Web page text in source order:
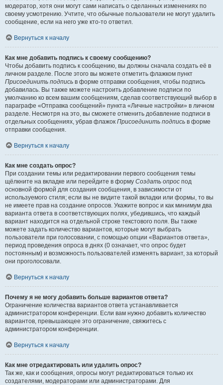
модератор, хотя они могут сами написать о сделанных изменениях по
своему усмотрению. Учтите, что обычные пользователи не могут удалить
сообщение, если на него уже кто-то ответил.
Вернуться к началу
Как мне добавить подпись к своему сообщению?
Чтобы добавить подпись к сообщению, вы должны сначала создать её в
личном разделе. После этого вы можете отметить флажком пункт
Присоединить подпись в форме отправки сообщения, чтобы подпись
добавилась. Вы также можете настроить добавление подписи по
умолчанию ко всем вашим сообщениям, сделав соответствующий выбор в
параграфе «Отправка сообщений» пункта «Личные настройки» в личном
разделе. Несмотря на это, вы сможете отменить добавление подписи в
отдельных сообщениях, убрав флажок Присоединить подпись в форме
отправки сообщения.
Вернуться к началу
Как мне создать опрос?
При создании темы или редактировании первого сообщения темы
щёлкните на вкладке или перейдите в форму Создать опрос под
основной формой для создания сообщения, в зависимости от
используемого стиля; если вы не видите такой вкладки или формы, то вы
не имеете прав на создание опросов. Укажите вопрос и как минимум два
варианта ответа в соответствующих полях, убедившись, что каждый
вариант находится на отдельной строке текстового поля. Вы также
можете задать количество вариантов, которые могут выбрать
пользователи при голосовании, с помощью опции «Вариантов ответа»,
период проведения опроса в днях (0 означает, что опрос будет
постоянным) и возможность пользователей изменять вариант, за который
они проголосовали.
Вернуться к началу
Почему я не могу добавить больше вариантов ответа?
Ограничение количества вариантов ответа устанавливается
администратором конференции. Если вам нужно добавить количество
вариантов, превышающее это ограничение, свяжитесь с
администратором конференции.
Вернуться к началу
Как мне отредактировать или удалить опрос?
Так же, как и сообщения, опросы могут редактироваться только их
создателями, модераторами или администраторами. Для